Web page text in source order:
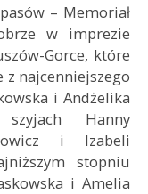
– Memoriał
w imprezie
Gorce, które
z najcenniejszego
i Andżelika
Hanny
i Izabeli
stopniu
i Amelia